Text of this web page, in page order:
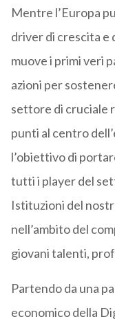
Mentre l’Europa
driver di crescita e
muove i primi veri
azioni per
settore di cruciale
punti al centro
l’obiettivo di
tutti i player del
Istituzioni del
nell’ambito del
giovani talenti,
Partendo da una
economico della